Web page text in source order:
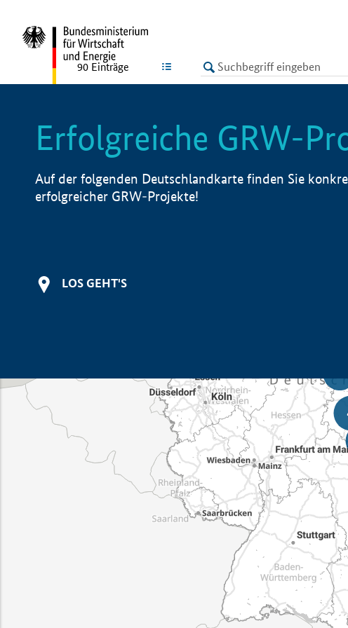
LISTE
90 Einträge
Erfolgreiche GRW-
Auf der folgenden Deutschlandkarte finden Sie
erfolgreicher GRW-Projekte!
LOS GEHT'S